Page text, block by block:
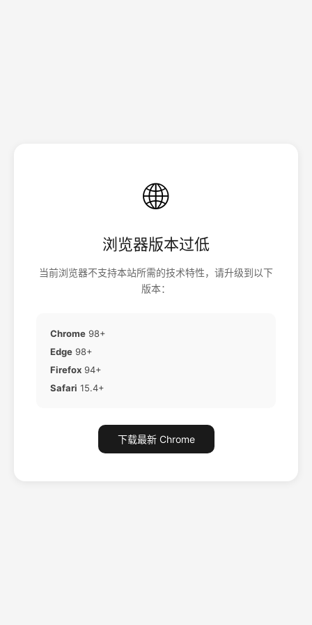
🌐
浏览器版本过低
当前浏览器不支持本站所需的技术特性，请升级到以下
版本：
Chrome 98+
Edge 98+
Firefox 94+
Safari 15.4+
下载最新 Chrome